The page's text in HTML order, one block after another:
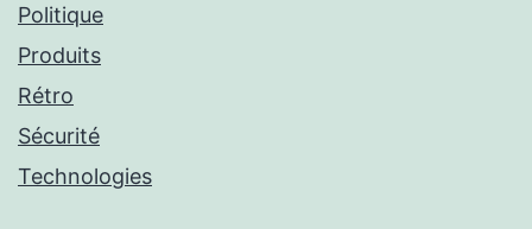
Politique
Produits
Rétro
Sécurité
Technologies